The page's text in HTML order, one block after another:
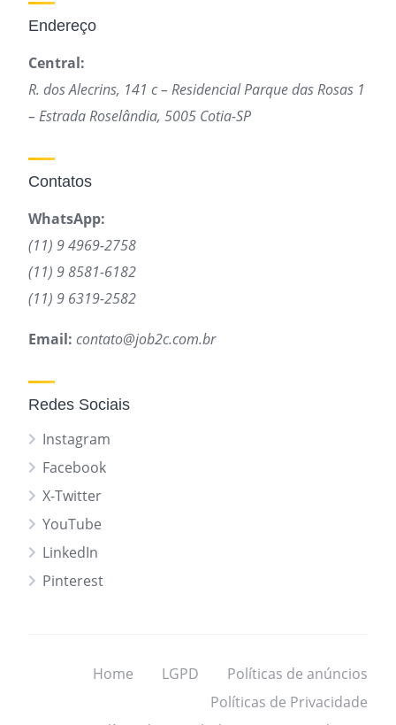
Endereço
Central:
R. dos Alecrins, 141 c – Residencial Parque das Rosas 1
– Estrada Roselândia, 5005 Cotia-SP
Contatos
WhatsApp:
(11) 9 4969-2758
(11) 9 8581-6182
(11) 9 6319-2582
Email: contato@job2c.com.br
Redes Sociais
Instagram
Facebook
X-Twitter
YouTube
LinkedIn
Pinterest
Home LGPD
Políticas de anúncios
Políticas de Privacidade